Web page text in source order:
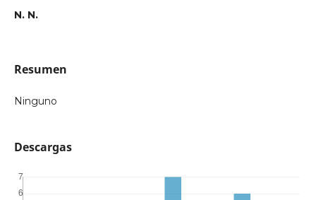
N. N.
Resumen
Ninguno
Descargas